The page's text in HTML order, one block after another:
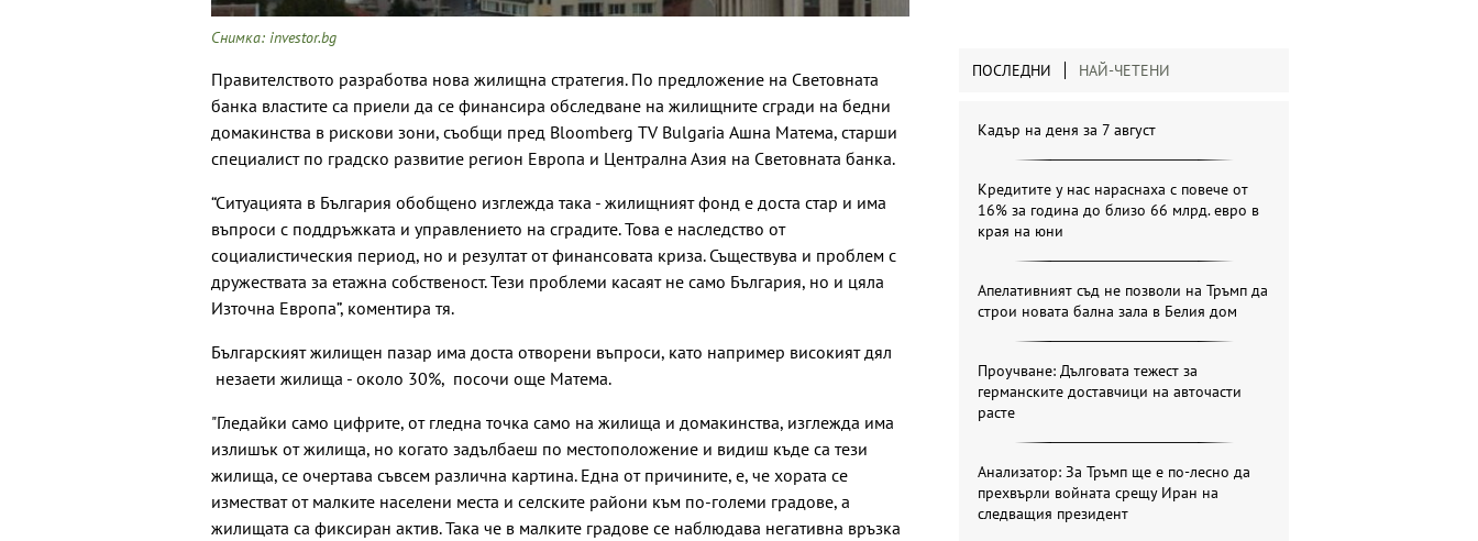
Снимка: investor.bg
Правителството разработва нова жилищна стратегия. По предложение на Световната
банка властите са приели да се финансира обследване на жилищните сгради на бедни
домакинства в рискови зони, съобщи пред Bloomberg TV Bulgaria Ашна Матема, старши
специалист по градско развитие регион Европа и Централна Азия на Световната банка.
“Ситуацията в България обобщено изглежда така - жилищният фонд е доста стар и има
въпроси с поддръжката и управлението на сградите. Това е наследство от
социалистическия период, но и резултат от финансовата криза. Съществува и проблем с
дружествата за етажна собственост. Тези проблеми касаят не само България, но и цяла
Източна Европа”, коментира тя.
Българският жилищен пазар има доста отворени въпроси, като например високият дял
незаети жилища - около 30%, посочи още Матема.
"Гледайки само цифрите, от гледна точка само на жилища и домакинства, изглежда има
излишък от жилища, но когато задълбаеш по местоположение и видиш къде са тези
жилища, се очертава съвсем различна картина. Една от причините, е, че хората се
изместват от малките населени места и селските райони към по-големи градове, а
жилищата са фиксиран актив. Така че в малките градове се наблюдава негативна връзка
ПОСЛЕДНИ НАЙ-ЧЕТЕНИ
Кадър на деня за 7 август
Кредитите у нас нараснаха с повече от
16% за година до близо 66 млрд. евро в
края на юни
Апелативният съд не позволи на Тръмп да
строи новата бална зала в Белия дом
Проучване: Дълговата тежест за
германските доставчици на авточасти
расте
Анализатор: За Тръмп ще е по-лесно да
прехвърли войната срещу Иран на
следващия президент